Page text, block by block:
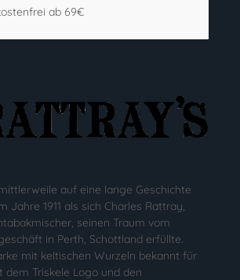
ab 69€
auf eine lange Geschichte
Jahre 1911 als sich Charles Rattray,
seinen Traum vom
in Perth, Schottland erfüllte.
mit keltischen Wurzeln bekannt für
dem Triskele Logo und den